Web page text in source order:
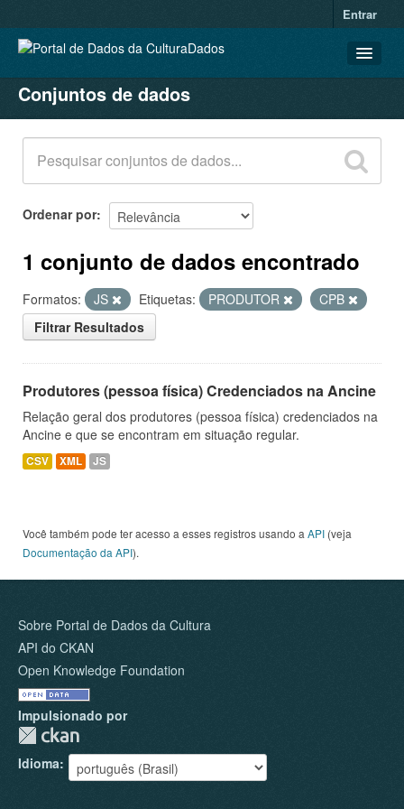
Entrar
CONJUNTOS DE DADOS
ORGANIZAÇÕES
GRUPOS
SOBRE
Conjuntos de dados
Ordenar por
1 conjunto de dados encontrado
Formatos: JS Etiquetas: PRODUTOR
CPB
Filtrar Resultados
Produtores (pessoa física) Credenciados na Ancine
Relação geral dos produtores (pessoa física) credenciados na
Ancine e que se encontram em situação regular.
CSV XML JS
Você também pode ter acesso a esses registros usando a API (veja
Documentação da API).
Sobre Portal de Dados da Cultura
API do CKAN
Open Knowledge Foundation
Impulsionado por
Idioma